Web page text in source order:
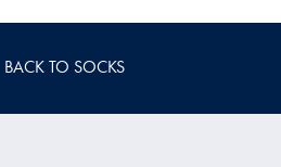
Price
BACK TO SOCKS